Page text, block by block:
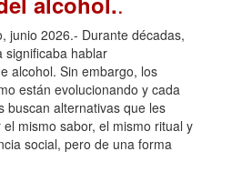
junio 2026.- Durante décadas,
significaba hablar
alcohol. Sin embargo, los
están evolucionando y cada
buscan alternativas que les
mismo sabor, el mismo ritual y
social, pero de una forma